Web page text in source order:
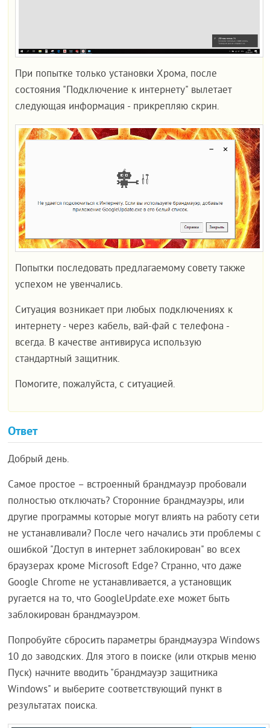
При попытке только установки Хрома, после
состояния "Подключение к интернету" вылетает
следующая информация - прикрепляю скрин.
Попытки последовать предлагаемому совету также
успехом не увенчались.
Ситуация возникает при любых подключениях к
интернету - через кабель, вай-фай с телефона -
всегда. В качестве антивируса использую
стандартный защитник.
Помогите, пожалуйста, с ситуацией.
Ответ
Добрый день.
Самое простое – встроенный брандмауэр пробовали
полностью отключать? Сторонние брандмауэры, или
другие программы которые могут влиять на работу сети
не устанавливали? После чего начались эти проблемы с
ошибкой "Доступ в интернет заблокирован" во всех
браузерах кроме Microsoft Edge? Странно, что даже
Google Chrome не устанавливается, а установщик
ругается на то, что GoogleUpdate.exe может быть
заблокирован брандмауэром.
Попробуйте сбросить параметры брандмауэра Windows
10 до заводских. Для этого в поиске (или открыв меню
Пуск) начните вводить "брандмауэр защитника
Windows" и выберите соответствующий пункт в
результатах поиска.